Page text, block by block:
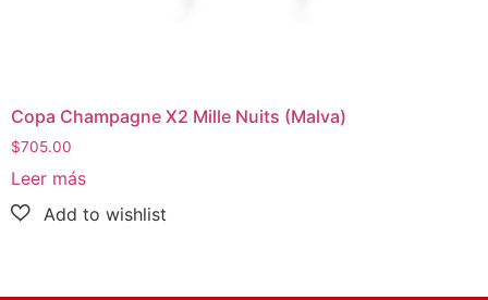
Copa Champagne X2 Mille Nuits (Malva)
$705.00
Leer más